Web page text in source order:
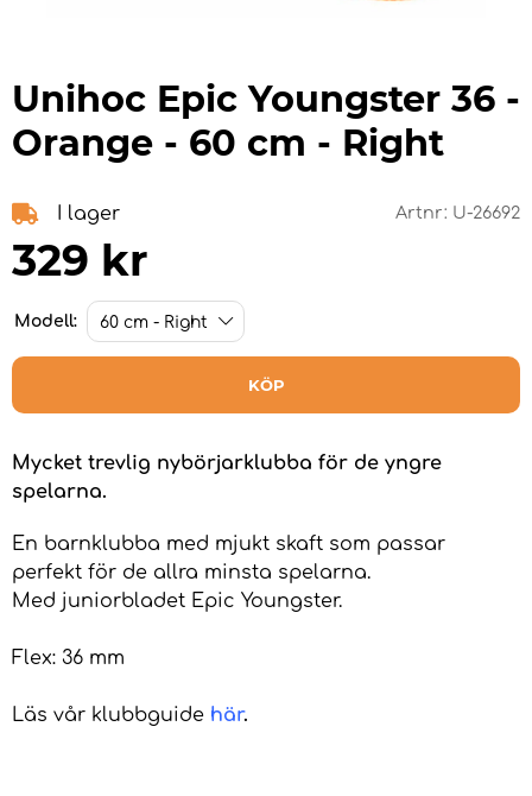
Unihoc Epic Youngster 36 -
Orange - 60 cm - Right
I lager Artnr: U-26692
329 kr
Modell:
KÖP
Mycket trevlig nybörjarklubba för de yngre
spelarna.
En barnklubba med mjukt skaft som passar
perfekt för de allra minsta spelarna.
Med juniorbladet Epic Youngster.
Flex: 36 mm
Läs vår klubbguide här.